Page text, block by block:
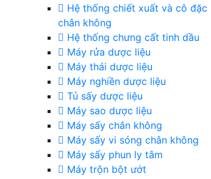
Hệ thống chiết xuất và cô đặc
chân không
Hệ thống chưng cất tinh dầu
Máy rửa dược liệu
Máy thái dược liệu
Máy nghiền dược liệu
Tủ sấy dược liệu
Máy sao dược liệu
Máy sấy chân không
Máy sấy vi sóng chân không
Máy sấy phun ly tâm
Máy trộn bột ướt